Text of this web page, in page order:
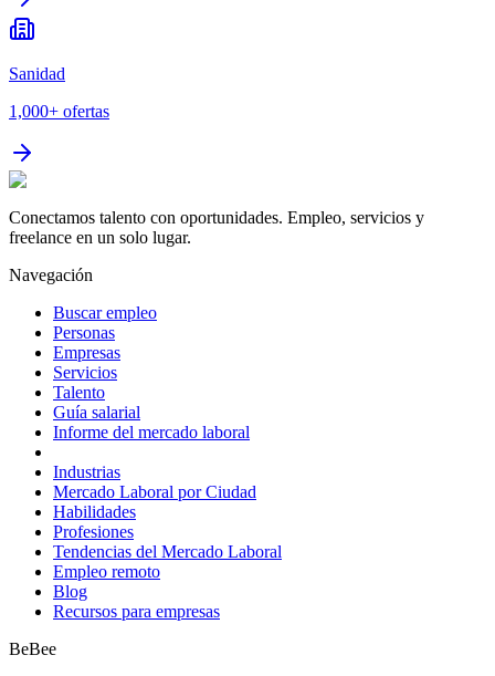
Sanidad
1,000+ ofertas
Conectamos talento con oportunidades. Empleo, servicios y
freelance en un solo lugar.
Navegación
Buscar empleo
Personas
Empresas
Servicios
Talento
Guía salarial
Informe del mercado laboral
Industrias
Mercado Laboral por Ciudad
Habilidades
Profesiones
Tendencias del Mercado Laboral
Empleo remoto
Blog
Recursos para empresas
BeBee